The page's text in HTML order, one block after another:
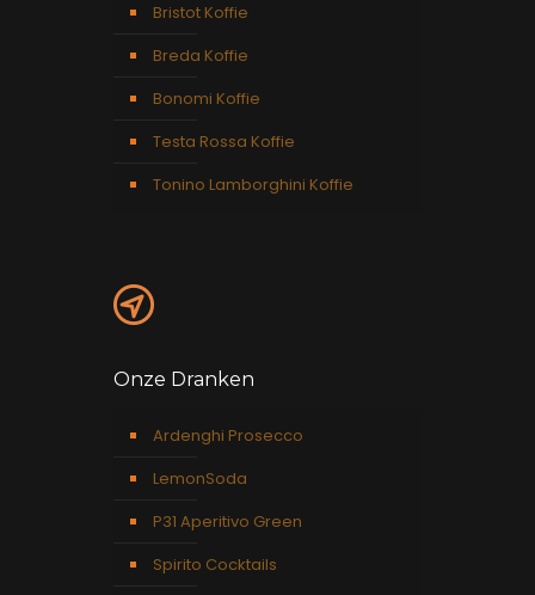
Bristot Koffie
Breda Koffie
Bonomi Koffie
Testa Rossa Koffie
Tonino Lamborghini Koffie
Onze Dranken
Ardenghi Prosecco
LemonSoda
P31 Aperitivo Green
Spirito Cocktails